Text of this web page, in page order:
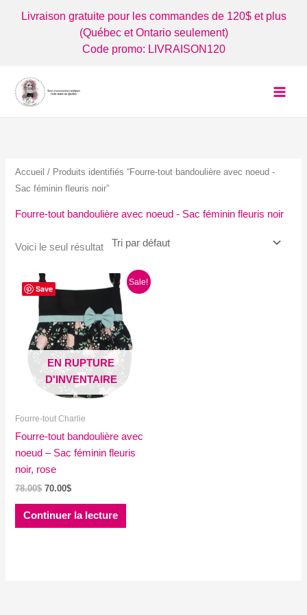
Livraison gratuite pour les commandes de 120$ et plus
(Québec et Ontario seulement)
Code promo: LIVRAISON120
Accueil / Produits identifiés “Fourre-tout bandoulière avec noeud -
Sac féminin fleuris noir”
Fourre-tout bandoulière avec noeud - Sac féminin fleuris noir
Voici le seul résultat
Save
Sale!
EN RUPTURE
D'INVENTAIRE
Fourre-tout Charlie
Fourre-tout bandoulière avec
noeud – Sac féminin fleuris
noir, rose
78.00$ Le
initial
70.00$Le
actuel
Continuer la lecture